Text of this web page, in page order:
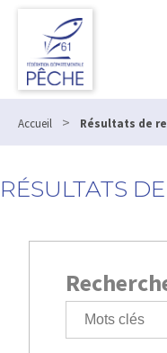
Accueil > Résultats de
RÉSULTATS